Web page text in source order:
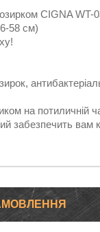
CIGNA WT-
58 см)
на потиличній
забезпечить вам